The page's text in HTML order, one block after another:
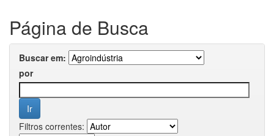
Página de Busca
Buscar em:
por
Filtros correntes: